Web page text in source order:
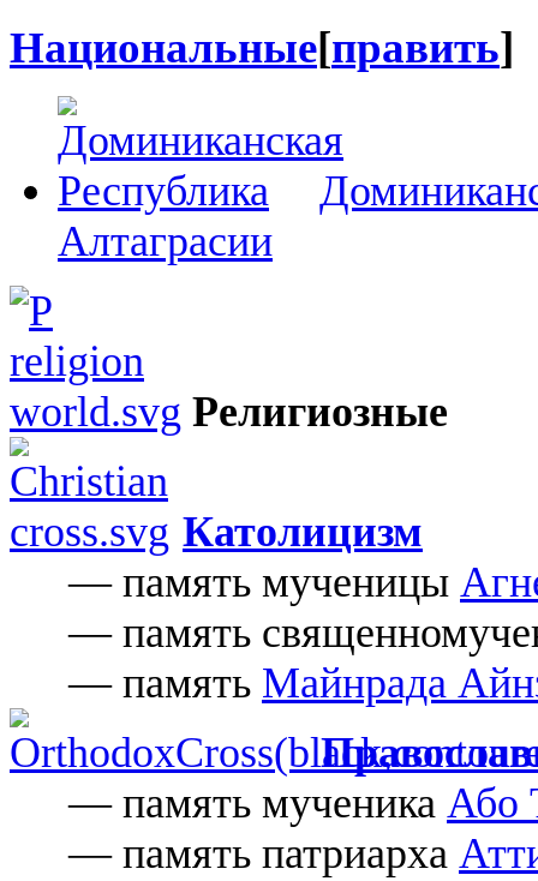
Национальные[править]
Алтаграсии
Религиозные
Католицизм
— память мученицы
— память
— память Майнрада
— память мученика Або
— память патриарха